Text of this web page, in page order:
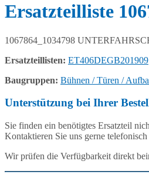
Ersatzteilliste
1067864_1034798
Ersatzteillisten: ET406DEGB201909
Baugruppen: Bühnen / Türen /
Unterstützung bei Ihrer
Sie finden ein benötigtes Ersatzteil
Kontaktieren Sie uns gerne
Wir prüfen die Verfügbarkeit direkt